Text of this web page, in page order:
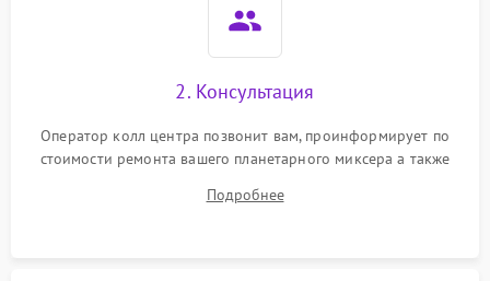
2. Консультация
Оператор колл центра позвонит вам, проинформирует по
стоимости ремонта вашего планетарного миксера а также
Подробнее